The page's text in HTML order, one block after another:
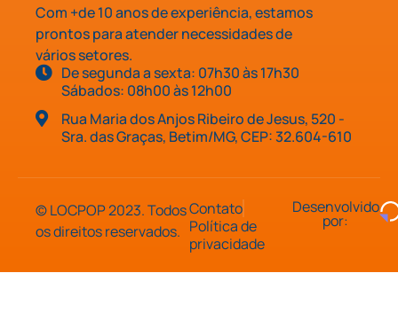
Com +de 10 anos de experiência, estamos
prontos para atender necessidades de
vários setores.
De segunda a sexta: 07h30 às 17h30
Sábados: 08h00 às 12h00
Rua Maria dos Anjos Ribeiro de Jesus, 520 -
Sra. das Graças, Betim/MG, CEP: 32.604-610
© LOCPOP 2023. Todos
os direitos reservados.
Contato
Política de
privacidade
Desenvolvido
por: